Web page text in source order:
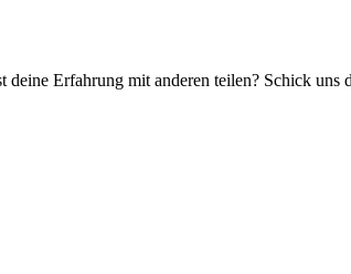
Erfahrung mit anderen teilen? Schick